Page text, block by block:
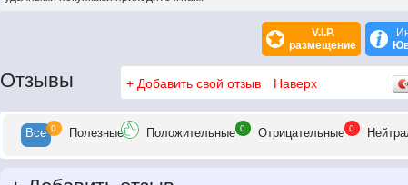
V.I.P.
размещение
Отзывы + Добавить свой отзыв Наверх
Все 0 Полезные Положительные 0 Отрицательные 0 Нейтр